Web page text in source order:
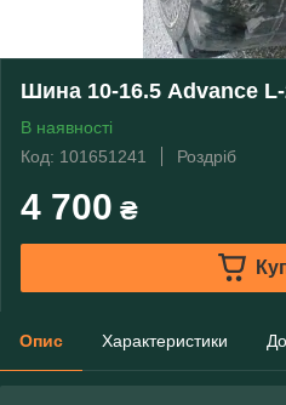
Шина 10-16.5 Advance
В наявності
Код: 101651241
Роздріб
4 700 ₴
Опис Характеристики